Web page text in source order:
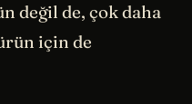
değil de, çok daha
için de